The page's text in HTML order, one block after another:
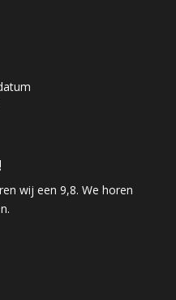
wij een 9,8. We horen